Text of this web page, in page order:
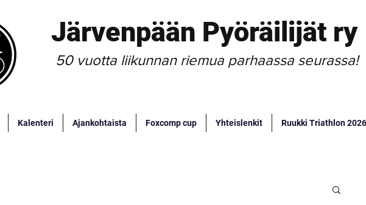
Järvenpään Pyöräilijät ry
50 vuotta liikunnan riemua parhaassa seurassa!
Kalenteri Ajankohtaista Foxcomp cup Yhteislenkit Ruukki Triathlon 2026